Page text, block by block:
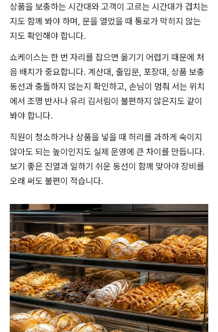
상품을 보충하는 시간대와 고객이 고르는 시간대가 겹치는
지도 함께 봐야 하며, 문을 열었을 때 통로가 막히지 않는
지도 확인해야 합니다.
쇼케이스는 한 번 자리를 잡으면 옮기기 어렵기 때문에 처
음 배치가 중요합니다. 계산대, 출입문, 포장대, 상품 보충
동선과 충돌하지 않는지 확인하고, 손님이 멈춰 서는 위치
에서 조명 반사나 유리 김서림이 불편하지 않은지도 같이
봐야 합니다.
직원이 청소하거나 상품을 넣을 때 허리를 과하게 숙이지
않아도 되는 높이인지도 실제 운영에 큰 차이를 만듭니다.
보기 좋은 진열과 일하기 쉬운 동선이 함께 맞아야 장비를
오래 써도 불편이 적습니다.